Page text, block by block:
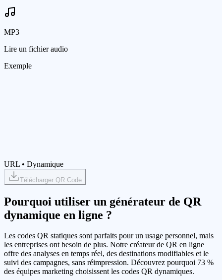
MP3
Lire un fichier audio
Exemple
URL • Dynamique
Télécharger QR Code
Pourquoi utiliser un générateur de QR
dynamique en ligne ?
Les codes QR statiques sont parfaits pour un usage personnel, mais
les entreprises ont besoin de plus. Notre créateur de QR en ligne
offre des analyses en temps réel, des destinations modifiables et le
suivi des campagnes, sans réimpression. Découvrez pourquoi 73 %
des équipes marketing choisissent les codes QR dynamiques.